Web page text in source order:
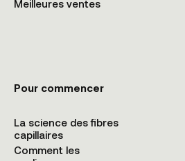
Meilleures ventes
Pour commencer
La science des fibres
capillaires
Comment les